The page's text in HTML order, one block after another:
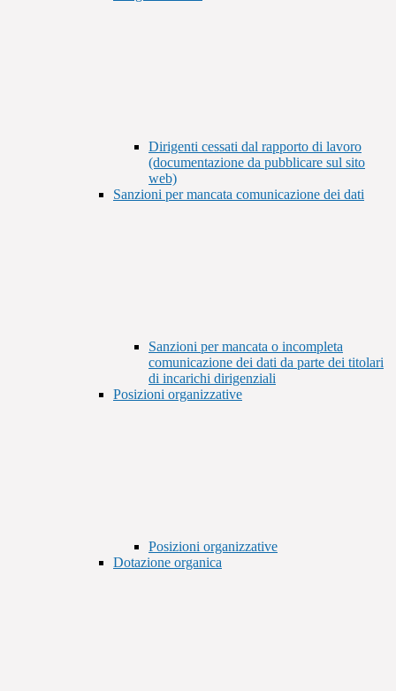
Dirigenti cessati dal rapporto di lavoro
(documentazione da pubblicare sul sito
web)
Sanzioni per mancata comunicazione dei dati
Sanzioni per mancata o incompleta
comunicazione dei dati da parte dei titolari
di incarichi dirigenziali
Posizioni organizzative
Posizioni organizzative
Dotazione organica